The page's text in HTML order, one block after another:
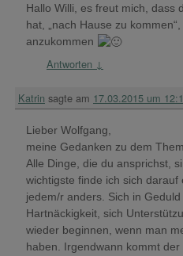
Hallo Willi, es freut mich, dass
hat, „nach Hause zu
anzukommen
Antworten ↓
Katrin sagte am 17.03.2015 um
Lieber Wolfgang,
meine Gedanken zu dem
Alle Dinge, die du ansprichst,
wichtigste finde ich sich darauf
jedem/r anders. Sich in
Hartnäckigkeit, sich
wieder beginnen, wenn man
haben. Irgendwann kommt